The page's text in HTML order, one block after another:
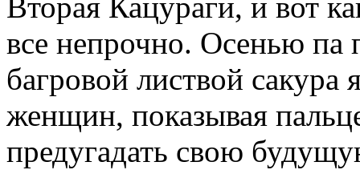
Вторая Кацураги, и вот
все непрочно. Осенью па
багровой листвой сакура
женщин, показывая
предугадать свою